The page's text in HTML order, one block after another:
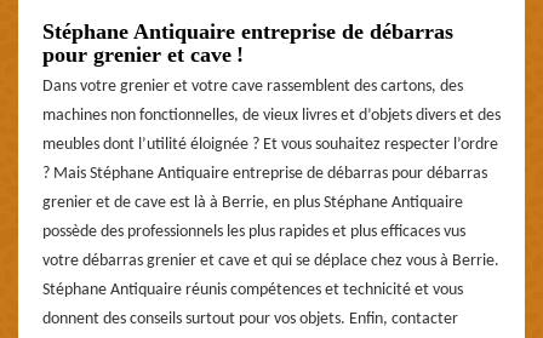
Stéphane Antiquaire entreprise de débarras
pour grenier et cave !
Dans votre grenier et votre cave rassemblent des cartons, des
machines non fonctionnelles, de vieux livres et d’objets divers et des
meubles dont l’utilité éloignée ? Et vous souhaitez respecter l’ordre
? Mais Stéphane Antiquaire entreprise de débarras pour débarras
grenier et de cave est là à Berrie, en plus Stéphane Antiquaire
possède des professionnels les plus rapides et plus efficaces vus
votre débarras grenier et cave et qui se déplace chez vous à Berrie.
Stéphane Antiquaire réunis compétences et technicité et vous
donnent des conseils surtout pour vos objets. Enfin, contacter